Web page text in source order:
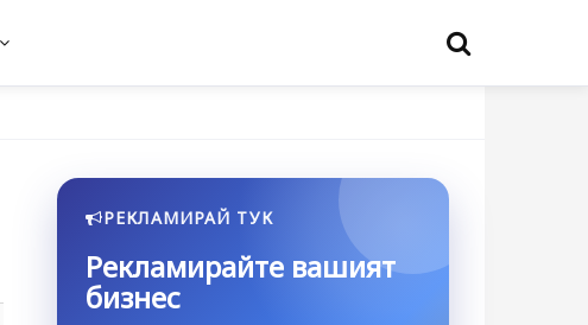
РЕКЛАМИРАЙ ТУК
Рекламирайте вашият
бизнес